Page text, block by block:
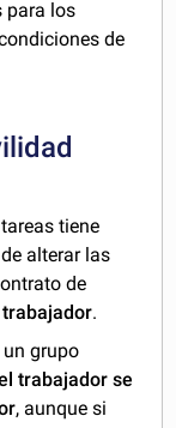
para los
de
tiene
alterar las
de
.
un grupo
trabajador se
, aunque si